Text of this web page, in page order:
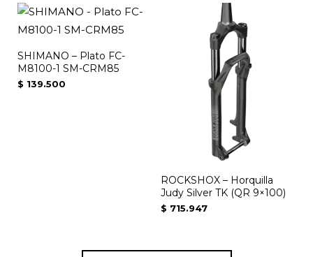
SHIMANO – Plato FC-
M8100-1 SM-CRM85
$ 139.500
Este
producto
múltiples
variantes.
ROCKSHOX – Horquilla
Judy Silver TK (QR 9×100)
$ 715.947